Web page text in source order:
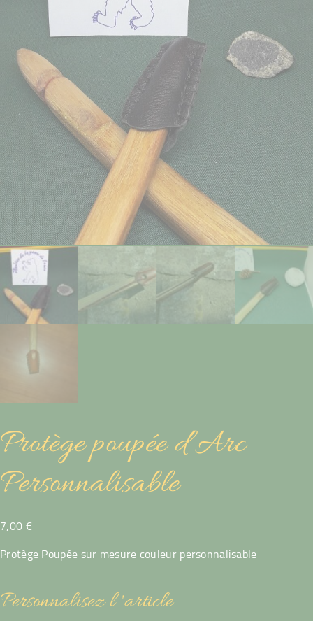
Protège poupée d’Arc
Personnalisable
7,00 €
Protège Poupée sur mesure couleur personnalisable
Personnalisez l 'article